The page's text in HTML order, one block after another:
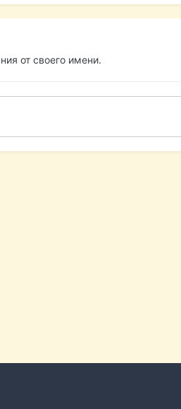
от своего имени.